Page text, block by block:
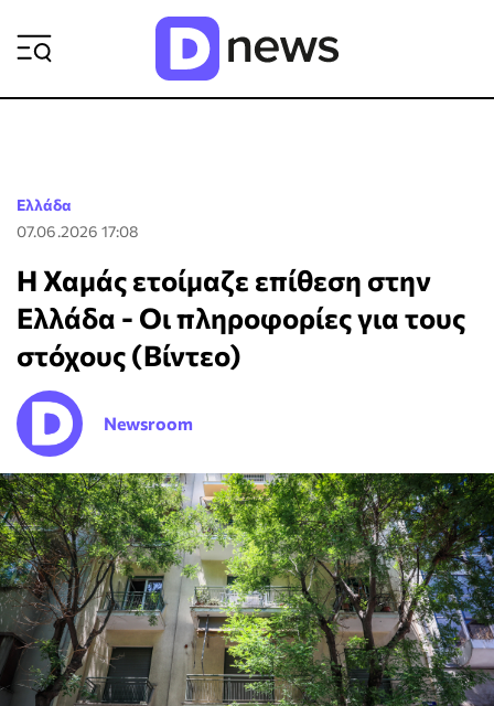
Ελλάδα
07.06.2026 17:08
Η Χαμάς ετοίμαζε επίθεση στην
Ελλάδα - Οι πληροφορίες για τους
στόχους (Βίντεο)
Newsroom